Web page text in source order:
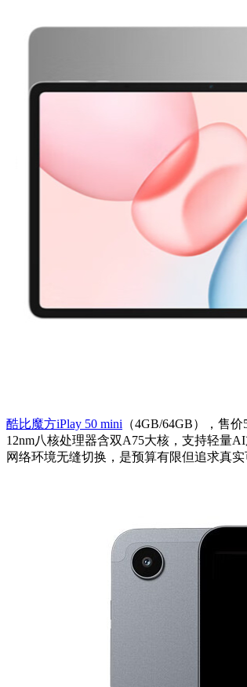
酷比魔方iPlay 50 mini （4GB/64GB），售
12nm八核处理器含双A75大核，支持轻量
网络环境无缝切换，是预算有限但追求真实